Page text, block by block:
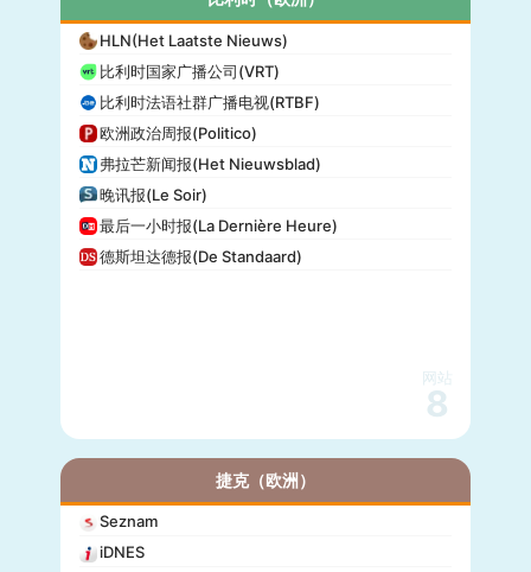
HLN(Het Laatste Nieuws)
比利时国家广播公司(VRT)
比利时法语社群广播电视(RTBF)
欧洲政治周报(Politico)
弗拉芒新闻报(Het Nieuwsblad)
晚讯报(Le Soir)
最后一小时报(La Dernière Heure)
德斯坦达德报(De Standaard)
网站
8
捷克（欧洲）
Seznam
iDNES